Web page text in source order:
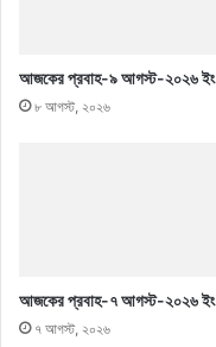
আজকের প্রবাহ-৯ আগস্ট-২০২৬ ইং
৮ আগস্ট, ২০২৬
আজকের প্রবাহ-৭ আগস্ট-২০২৬ ইং
৭ আগস্ট, ২০২৬